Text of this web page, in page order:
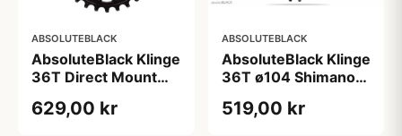
ABSOLUTEBLACK
AbsoluteBlack Klinge
36T Direct Mount
Sort
629,00 kr
ABSOLUTEBLACK
AbsoluteBlack Klinge
36T ø104 Shimano
519,00 kr